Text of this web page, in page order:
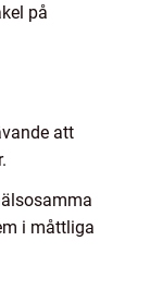
på
att
i måttliga